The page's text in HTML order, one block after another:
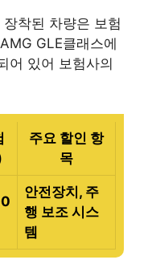
착된 차량은 보험
GLE클래스에
어 있어 보험사의
주요 할인 항
목
안전장치, 주
행 보조 시스
템